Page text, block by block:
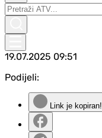
19.07.2025 09:51
Podijeli:
Link je kopiran!